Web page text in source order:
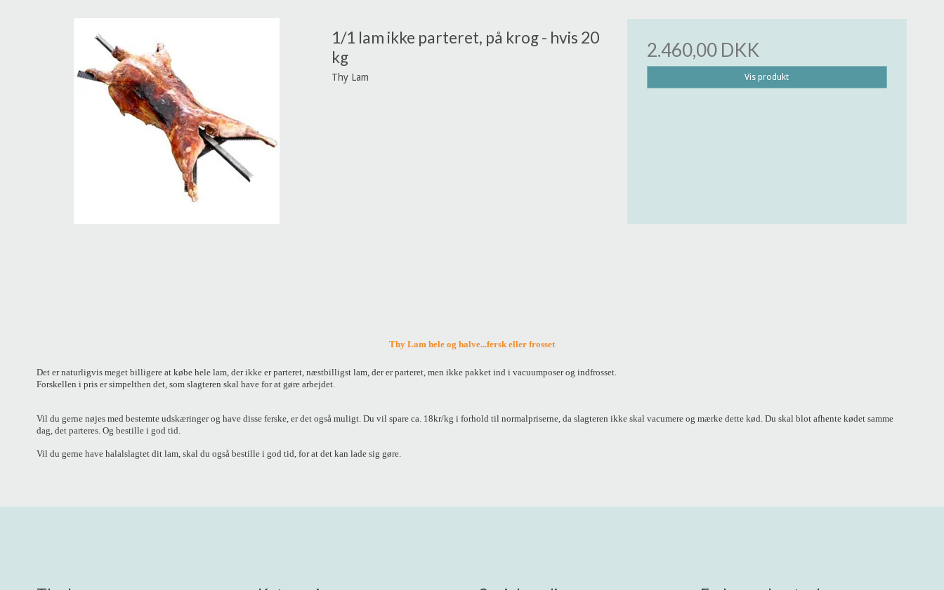
1/1 lam ikke parteret, på krog - hvis 20
kg
Thy Lam
2.460,00 DKK
Vis produkt
Thy Lam hele og halve...fersk eller frosset
Det er naturligvis meget billigere at købe hele lam, der ikke er parteret, næstbilligst lam, der er parteret, men ikke pakket ind i vacuumposer og indfrosset.
Forskellen i pris er simpelthen det, som slagteren skal have for at gøre arbejdet.
Vil du gerne nøjes med bestemte udskæringer og have disse ferske, er det også muligt. Du vil spare ca. 18kr/kg i forhold til normalpriserne, da slagteren ikke skal vacumere og mærke dette kød. Du skal blot afhente kødet samme
dag, det parteres. Og bestille i god tid.
Vil du gerne have halalslagtet dit lam, skal du også bestille i god tid, for at det kan lade sig gøre.